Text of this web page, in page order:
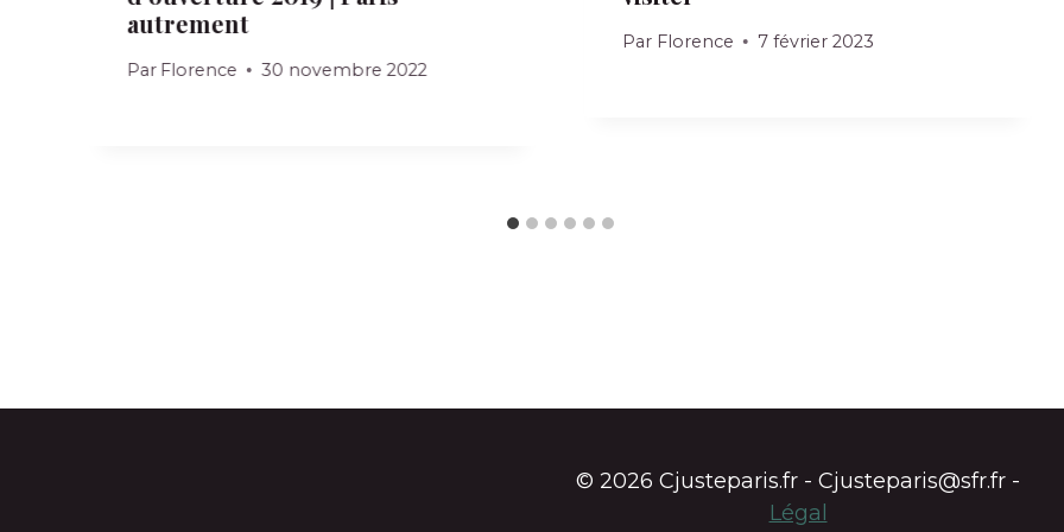
autrement
Par Florence 30 novembre 2022
Par Florence 7 février 2023
© 2026 Cjusteparis.fr - Cjusteparis@sfr.fr -
Légal